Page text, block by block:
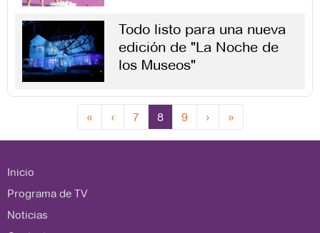
Todo listo para una nueva
edición de "La Noche de
los Museos"
« ‹ 7 8 9 › »
Inicio
Programa de TV
Noticias